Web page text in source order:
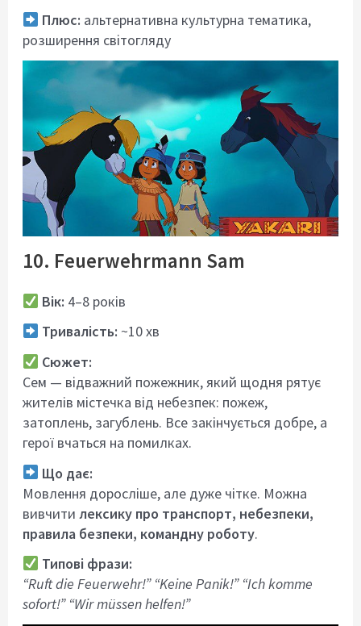
Плюс: альтернативна культурна тематика,
розширення світогляду
10. Feuerwehrmann Sam
Вік: 4–8 років
Тривалість: ~10 хв
Сюжет:
Сем — відважний пожежник, який щодня рятує
жителів містечка від небезпек: пожеж,
затоплень, загублень. Все закінчується добре, а
герої вчаться на помилках.
Що дає:
Мовлення доросліше, але дуже чітке. Можна
вивчити лексику про транспорт, небезпеки,
правила безпеки, командну роботу.
Типові фрази:
“Ruft die Feuerwehr!” “Keine Panik!” “Ich komme
sofort!” “Wir müssen helfen!”